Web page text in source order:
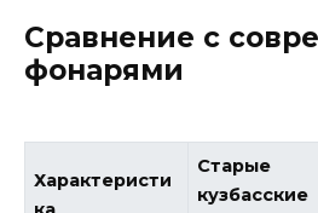
Сравнение с
фонарями
Характеристи
Старые
кузбасские